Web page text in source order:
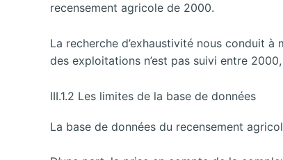
recensement agricole de 2000.
La recherche d’exhaustivité nous conduit à
des exploitations n’est pas suivi entre
III.1.2 Les limites de la base de données
La base de données du recensement